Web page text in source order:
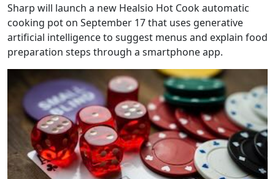
Sharp will launch a new Healsio Hot Cook automatic
cooking pot on September 17 that uses generative
artificial intelligence to suggest menus and explain food
preparation steps through a smartphone app.